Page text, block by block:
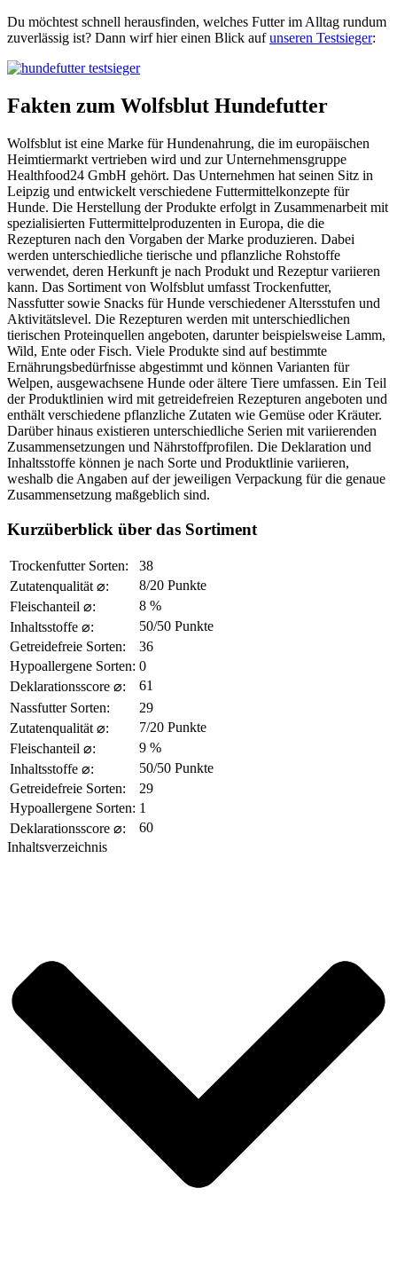
Du möchtest schnell herausfinden, welches Futter im Alltag rundum
zuverlässig ist? Dann wirf hier einen Blick aufunseren Testsieger:
Fakten zum Wolfsblut Hundefutter
Wolfsblut ist eine Marke für Hundenahrung, die im europäischen
Heimtiermarkt vertrieben wird und zur Unternehmensgruppe
Healthfood24 GmbH gehört. Das Unternehmen hat seinen Sitz in
Leipzig und entwickelt verschiedene Futtermittelkonzepte für
Hunde. Die Herstellung der Produkte erfolgt in Zusammenarbeit mit
spezialisierten Futtermittelproduzenten in Europa, die die
Rezepturen nach den Vorgaben der Marke produzieren. Dabei
werden unterschiedliche tierische und pflanzliche Rohstoffe
verwendet, deren Herkunft je nach Produkt und Rezeptur variieren
kann. Das Sortiment von Wolfsblut umfasst Trockenfutter,
Nassfutter sowie Snacks für Hunde verschiedener Altersstufen und
Aktivitätslevel. Die Rezepturen werden mit unterschiedlichen
tierischen Proteinquellen angeboten, darunter beispielsweise Lamm,
Wild, Ente oder Fisch. Viele Produkte sind auf bestimmte
Ernährungsbedürfnisse abgestimmt und können Varianten für
Welpen, ausgewachsene Hunde oder ältere Tiere umfassen. Ein Teil
der Produktlinien wird mit getreidefreien Rezepturen angeboten und
enthält verschiedene pflanzliche Zutaten wie Gemüse oder Kräuter.
Darüber hinaus existieren unterschiedliche Serien mit variierenden
Zusammensetzungen und Nährstoffprofilen. Die Deklaration und
Inhaltsstoffe können je nach Sorte und Produktlinie variieren,
weshalb die Angaben auf der jeweiligen Verpackung für die genaue
Zusammensetzung maßgeblich sind.
Kurzüberblick über das Sortiment
Trockenfutter Sorten:
38
Zutatenqualität ⌀:
8/20 Punkte
Fleischanteil ⌀:
8 %
Inhaltsstoffe ⌀:
50/50 Punkte
Getreidefreie Sorten:
36
Hypoallergene Sorten: 0
Deklarationsscore ⌀:
61
Nassfutter Sorten:
29
Zutatenqualität ⌀:
7/20 Punkte
Fleischanteil ⌀:
9 %
Inhaltsstoffe ⌀:
50/50 Punkte
Getreidefreie Sorten:
29
Hypoallergene Sorten: 1
Deklarationsscore ⌀:
60
Inhaltsverzeichnis​